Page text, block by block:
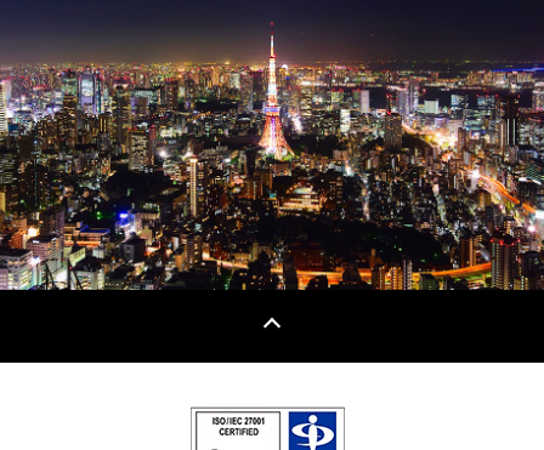
（８）本人が容易に認識できない方法による個人情報の取
得
クッキーやウェブビーコン等を用いるなどして、本人が容
易に認識できない方法による個人情報の取得は行っており
ません。
（９）個人情報の安全管理措置について
止と是正、その他個人情報の安全管理のために必要かつ適
切な措置を講じます。
お問合せへの回答後、取得した個人情報は当社内において